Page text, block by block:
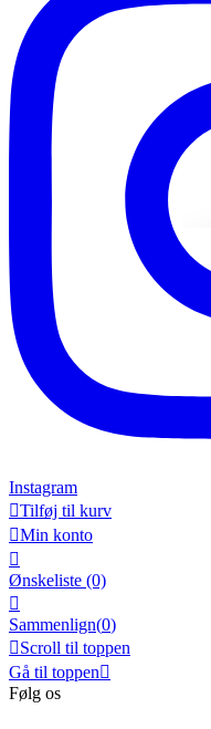
Instagram
Tilføj til kurv
Min konto

Ønskeliste (0)

Sammenlign(0)
Scroll til toppen
Gå til toppen
Følg os